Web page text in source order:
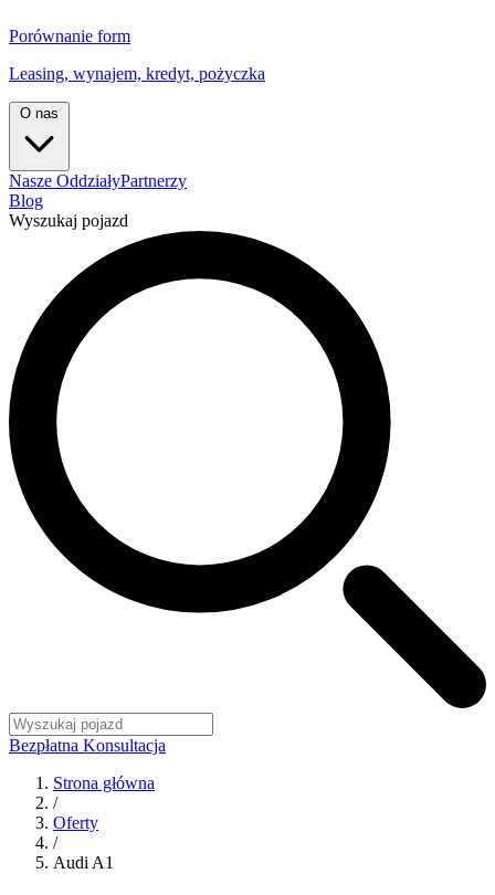
Porównanie form
Leasing, wynajem, kredyt, pożyczka
O nas
Nasze OddziałyPartnerzy
Blog
Wyszukaj pojazd
Bezpłatna Konsultacja
Strona główna
/
Oferty
/
Audi A1